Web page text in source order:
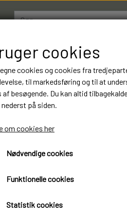
BOXERSHORTS
10 Par
Kvalitet.
Ginavaglia Boxershorts Luksus
cookies
cookies og cookies fra
til markedsføring og til at
af besøgende. Du kan altid
på siden.
om cookies her
Nødvendige cookies
Funktionelle cookies
Statistik cookies